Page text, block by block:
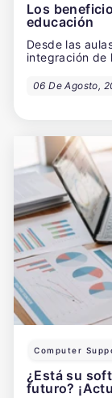
Los
educación
Desde las
integración de
06 De Agosto,
Computer
¿Está su
futuro?